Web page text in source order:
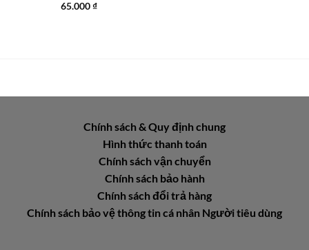
65.000₫
Chính sách & Quy định chung
Hình thức thanh toán
Chính sách vận chuyển
Chính sách bảo hành
Chính sách đổi trả hàng
Chính sách bảo vệ thông tin cá nhân Người tiêu dùng